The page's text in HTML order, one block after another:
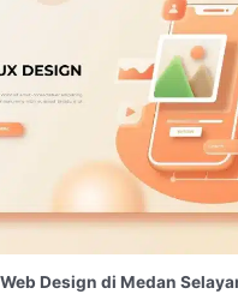
Design di Medan